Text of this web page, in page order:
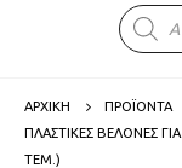
Products
search
ΑΡΧΙΚΗ ΠΡΟΪΟΝΤΑ
ΠΛΑΣΤΙΚΈΣ ΒΕΛΌΝΕΣ
ΤΕΜ.)